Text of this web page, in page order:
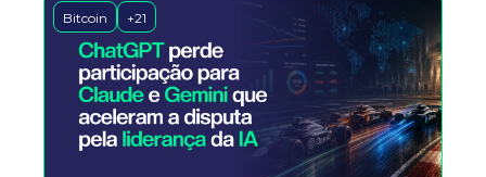
Bitcoin +21